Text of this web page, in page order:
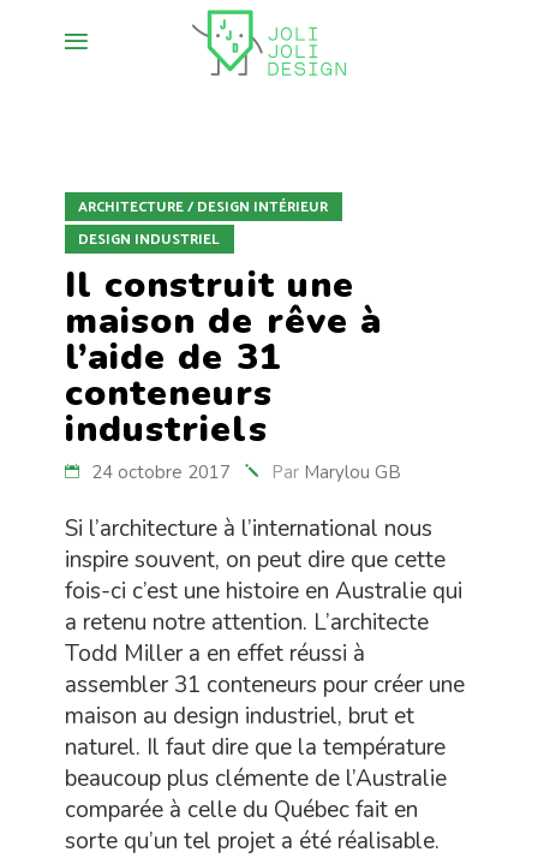
ARCHITECTURE / DESIGN INTÉRIEUR
DESIGN INDUSTRIEL
Il construit une
maison de rêve à
l’aide de 31
conteneurs
industriels
24 octobre 2017 Par Marylou GB
Si l’architecture à l’international nous
inspire souvent, on peut dire que cette
fois-ci c’est une histoire en Australie qui
a retenu notre attention. L’architecte
Todd Miller a en effet réussi à
assembler 31 conteneurs pour créer une
maison au design industriel, brut et
naturel. Il faut dire que la température
beaucoup plus clémente de l’Australie
comparée à celle du Québec fait en
sorte qu’un tel projet a été réalisable.